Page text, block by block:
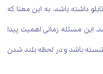
تابلو داشته باشد. به این معنا که
این مسئله زمانی اهمیت پیدا
باشد و در لحظه بلند شدن